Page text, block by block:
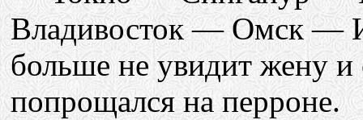
Владивосток — Омск —
больше не увидит жену и
попрощался на перроне.